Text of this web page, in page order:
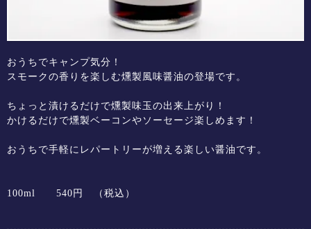
おうちでキャンプ気分！
スモークの香りを楽しむ燻製風味醤油の登場です。
ちょっと漬けるだけで燻製味玉の出来上がり！
かけるだけで燻製ベーコンやソーセージ楽しめます！
おうちで手軽にレパートリーが増える楽しい醤油です。
100ml 540円 （税込）